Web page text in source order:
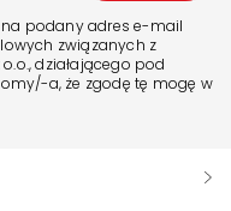
podany adres e-mail
związanych z
działającego pod
a, że zgodę tę mogę w